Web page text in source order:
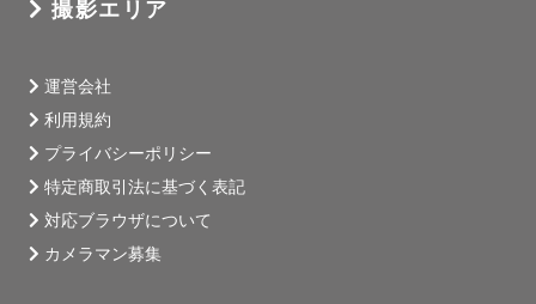
撮影エリア
運営会社
利用規約
プライバシーポリシー
特定商取引法に基づく表記
対応ブラウザについて
カメラマン募集